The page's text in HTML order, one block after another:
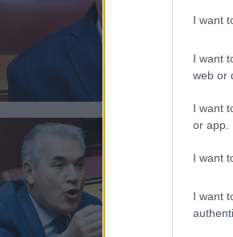
I want
I want
web or
I want
or app.
I want
I want